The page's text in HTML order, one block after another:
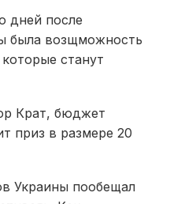
дней после
была возщможность
станут
Крат, бюджет
приз в размере 20
Украины пообещал